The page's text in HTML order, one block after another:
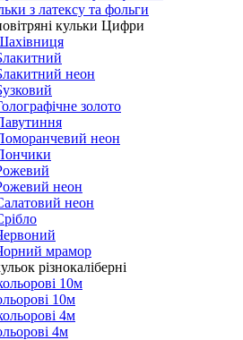
з латексу та фольги
кульки Цифри
неон
золото
неон
неон
неон
мрамор
різнокаліберні
10м
10м
4м
4м